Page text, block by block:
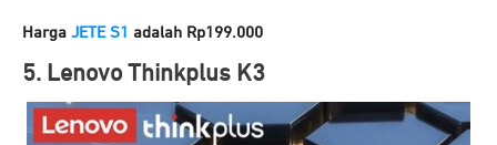
Harga JETE S1 adalah Rp199.000
5. Lenovo Thinkplus K3